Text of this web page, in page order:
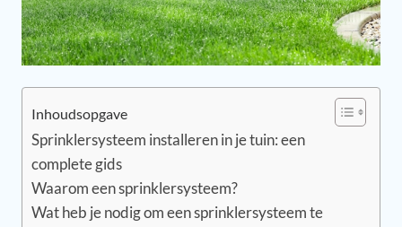
Inhoudsopgave
Sprinklersysteem installeren in je tuin: een
complete gids
Waarom een sprinklersysteem?
Wat heb je nodig om een sprinklersysteem te